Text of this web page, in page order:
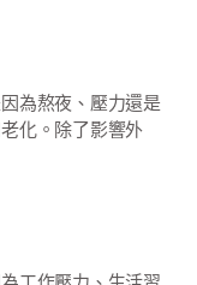
為熬夜、壓力還是
化。除了影響外